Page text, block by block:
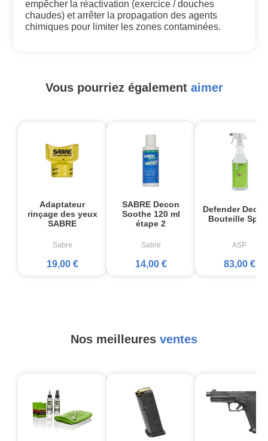
empêcher la réactivation (exercice / douches
chaudes) et arrêter la propagation des agents
chimiques pour limiter les zones contaminées.
Vous pourriez également aimer
Adaptateur
rinçage des yeux
SABRE
Sabre
19,00 €
SABRE Decon
Soothe 120 ml
étape 2
Sabre
14,00 €
Defender
Bouteille
ASP
83,00 €
Nos meilleures ventes